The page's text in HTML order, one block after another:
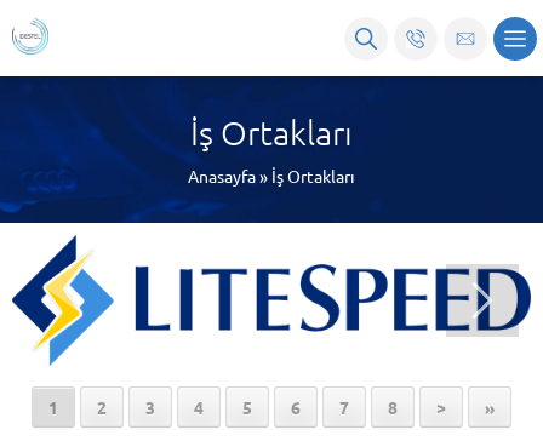
İş Ortakları
Anasayfa» İş Ortakları
1 2 3 4 5 6 7 8 > »